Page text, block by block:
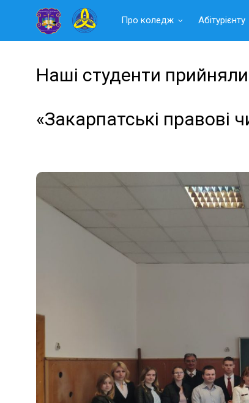
Читать
Про коледж Абітурієнту
Наші студенти
«Закарпатські правові